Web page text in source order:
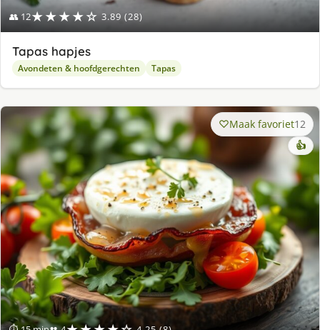
👥 12★★★★☆ 3.89 (28)
Tapas hapjes
Avondeten & hoofdgerechten Tapas
Maak favoriet12
👍